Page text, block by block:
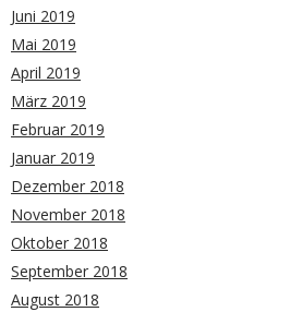
Juni 2019
Mai 2019
April 2019
März 2019
Februar 2019
Januar 2019
Dezember 2018
November 2018
Oktober 2018
September 2018
August 2018